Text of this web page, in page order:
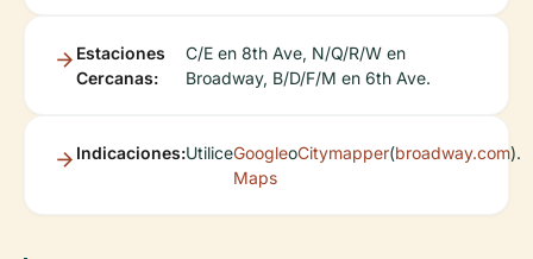
Estaciones
Cercanas:
C/E en 8th Ave, N/Q/R/W en
Broadway, B/D/F/M en 6th Ave.
Indicaciones:UtiliceGoogle
Maps
oCitymapper(broadway.com).